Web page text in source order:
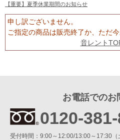
初めての方へ・音レントとは
法人のお客様
弦楽器
ギター・ウクレレ
【重要】夏季休業期間のお知らせ
申し訳ございません。
ご指定の商品は販売終了か、ただ
音レント
お電話でのお
0120-
受付時間：9:00～12:00/13:00～17:30（